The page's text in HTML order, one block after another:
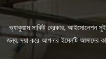
ভ্যাকুয়াম সার্কিট ব্রেকার, আইসোলেশন
জন্য, দয়া করে আপনার ইমেলটি আমাদের